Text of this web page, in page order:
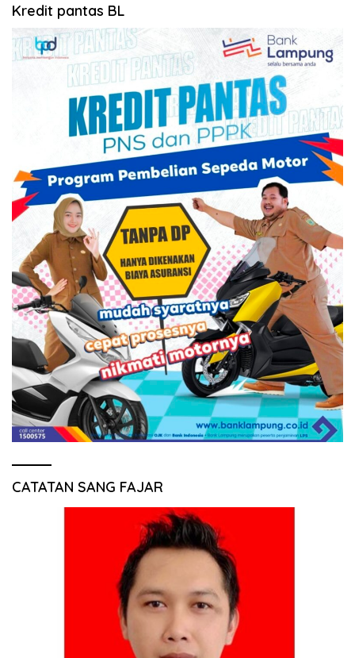
Kredit pantas BL
CATATAN SANG FAJAR